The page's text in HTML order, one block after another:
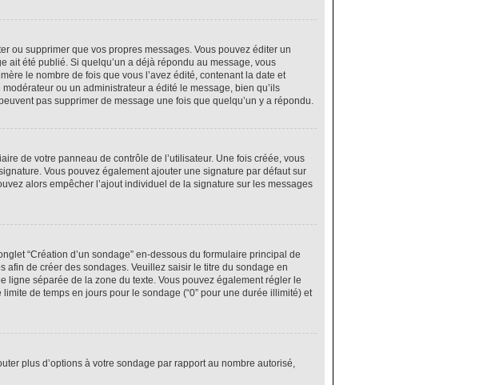
ou supprimer que vos propres messages. Vous pouvez éditer un
ait été publié. Si quelqu’un a déjà répondu au message, vous
le nombre de fois que vous l’avez édité, contenant la date et
ou un administrateur a édité le message, bien qu’ils
pas supprimer de message une fois que quelqu’un y a répondu.
de votre panneau de contrôle de l’utilisateur. Une fois créée, vous
Vous pouvez également ajouter une signature par défaut sur
alors empêcher l’ajout individuel de la signature sur les messages
“Création d’un sondage” en-dessous du formulaire principal de
afin de créer des sondages. Veuillez saisir le titre du sondage en
séparée de la zone du texte. Vous pouvez également régler le
de temps en jours pour le sondage (“0” pour une durée illimité) et
plus d’options à votre sondage par rapport au nombre autorisé,